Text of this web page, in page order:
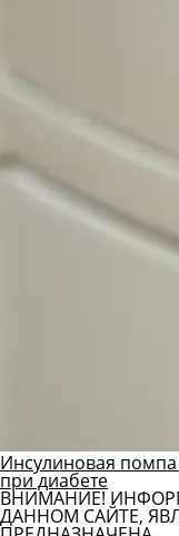
Инсулиновая помпа
при диабете
ВНИМАНИЕ!
ДАННОМ САЙТЕ,